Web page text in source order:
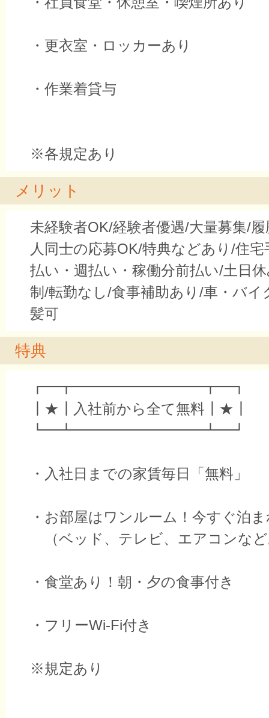
・更衣室・ロッカーあり
・作業着貸与
※各規定あり
メリット
未経験者OK/経験者優遇/大量募集/
人同士の応募OK/特典などあり/住
払い・週払い・稼働分前払い/土日
制/転勤なし/食事補助あり/車・バイ
髪可
特典
┏━┳━━━━━━━━━┳━┓
┃★┃入社前から全て無料┃★┃
┗━┻━━━━━━━━━┻━┛
・入社日までの家賃毎日「無料」
・お部屋はワンルーム！今すぐ泊
（ベッド、テレビ、エアコンな
・食堂あり！朝・夕の食事付き
・フリーWi-Fi付き
※規定あり